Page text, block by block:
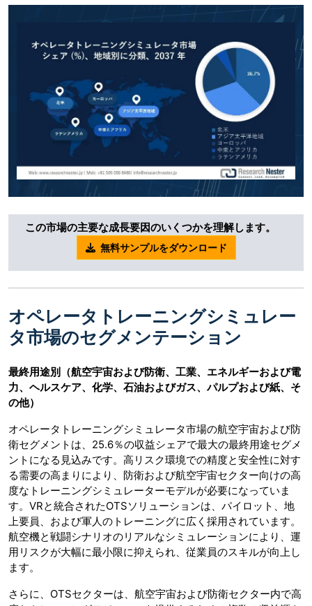
この市場の主要な成長要因のいくつかを理解します。
無料サンプルをダウンロード
オペレータトレーニングシミュレー
タ市場のセグメンテーション
最終用途別（航空宇宙および防衛、工業、エネルギーおよび電
力、ヘルスケア、化学、石油およびガス、パルプおよび紙、そ
の他）
オペレータトレーニングシミュレータ市場の航空宇宙および防
衛セグメントは、25.6％の収益シェアで最大の最終用途セグメ
ントになる見込みです。高リスク環境での精度と安全性に対す
る需要の高まりにより、防衛および航空宇宙セクター向けの高
度なトレーニングシミュレーターモデルが必要になっていま
す。VRと統合されたOTSソリューションは、パイロット、地
上要員、および軍人のトレーニングに広く採用されています。
航空機と戦闘シナリオのリアルなシミュレーションにより、運
用リスクが大幅に最小限に抑えられ、従業員のスキルが向上し
ます。
さらに、OTSセクターは、航空宇宙および防衛セクター内で高